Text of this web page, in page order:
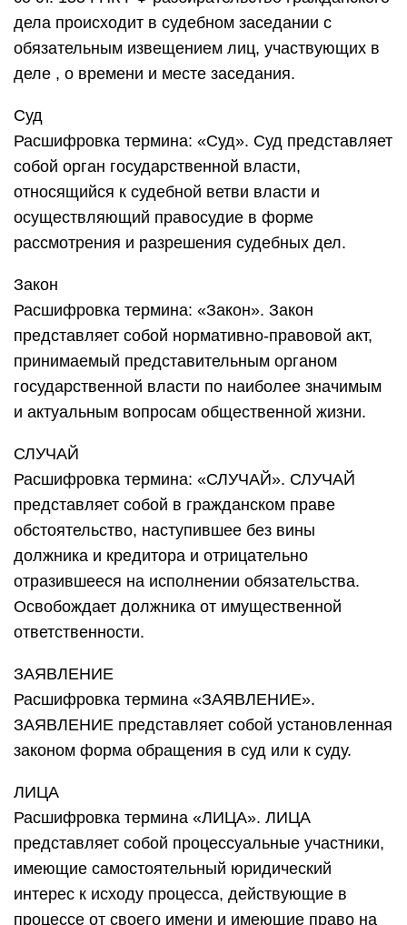
дела происходит в судебном заседании с
обязательным извещением лиц, участвующих в
деле , о времени и месте заседания.
Суд
Расшифровка термина: «Суд». Суд представляет
собой орган государственной власти,
относящийся к судебной ветви власти и
осуществляющий правосудие в форме
рассмотрения и разрешения судебных дел.
Закон
Расшифровка термина: «Закон». Закон
представляет собой нормативно-правовой акт,
принимаемый представительным органом
государственной власти по наиболее значимым
и актуальным вопросам общественной жизни.
СЛУЧАЙ
Расшифровка термина: «СЛУЧАЙ». СЛУЧАЙ
представляет собой в гражданском праве
обстоятельство, наступившее без вины
должника и кредитора и отрицательно
отразившееся на исполнении обязательства.
Освобождает должника от имущественной
ответственности.
ЗАЯВЛЕНИЕ
Расшифровка термина «ЗАЯВЛЕНИЕ».
ЗАЯВЛЕНИЕ представляет собой установленная
законом форма обращения в суд или к суду.
ЛИЦА
Расшифровка термина «ЛИЦА». ЛИЦА
представляет собой процессуальные участники,
имеющие самостоятельный юридический
интерес к исходу процесса, действующие в
процессе от своего имени и имеющие право на